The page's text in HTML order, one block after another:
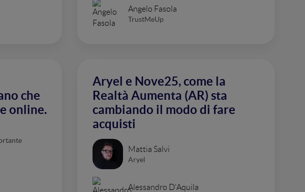
Angelo Fasola
TrustMeUp
che
online.
Aryel e Nove25, come la
Realtà Aumenta (AR) sta
cambiando il modo di fare
acquisti
Mattia Salvi
Aryel
Alessandro D'Aquila